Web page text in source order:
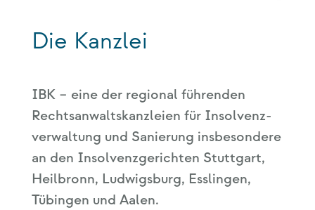
Die Kanzlei
IBK – eine der regio­nal füh­ren­den
Rechts­an­walts­kanz­lei­en für Insol­venz­
ver­wal­tung und Sanie­rung ins­be­son­de­re
an den Insol­venz­ge­rich­ten Stutt­gart,
Heil­bronn, Lud­wigs­burg, Ess­lin­gen,
Tübin­gen und Aalen.